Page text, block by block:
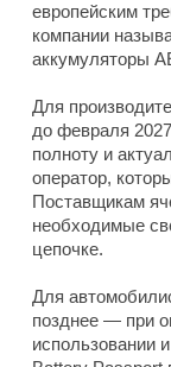
европейским
компании
аккумуляторы
Для
до февраля 2027
полноту и
оператор,
Поставщикам
необходимые
цепочке.
Для
позднее — при
использовании